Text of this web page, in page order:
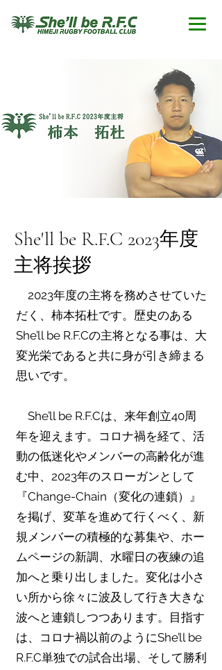
​She'll be R.F.C 2023年度
主将挨拶
2023年度の主将を務めさせていた
だく、柿本拓杜です。歴史のある
She’ll be R.F.Cの主将となる事は、大
変光栄であると共に身が引き締まる
思いです。
She’ll be R.F.Cは、来年創立40周
年を迎えます。コロナ禍を経て、活
動の低迷化やメンバーの高齢化が進
む中、2023年のスローガンとして
『Change-Chain（変化の連鎖）』
を掲げ、変革を進めて行くべく、新
規メンバーの積極的な募集や、ホー
ムページの新調、水曜日の夜練の追
加へと乗り出しました。変化は小さ
い所から徐々に波及して行き大きな
波へと連鎖しつつあります。目指す
は、コロナ禍以前のようにShe’ll be
R.F.C単独での試合出場、そして勝利